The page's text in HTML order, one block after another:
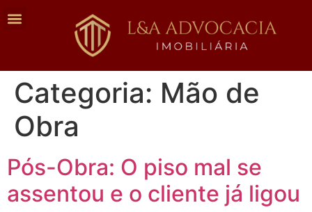
Categoria: Mão de
Obra
Pós-Obra: O piso mal se
assentou e o cliente já ligou